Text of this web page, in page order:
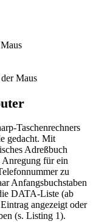
Maus
Taschenrechners
gedacht. Mit
Adreßbuch
für ein
zu
Anfangsbuchstaben
DATA-Liste (ab
angezeigt oder
(s. Listing 1).